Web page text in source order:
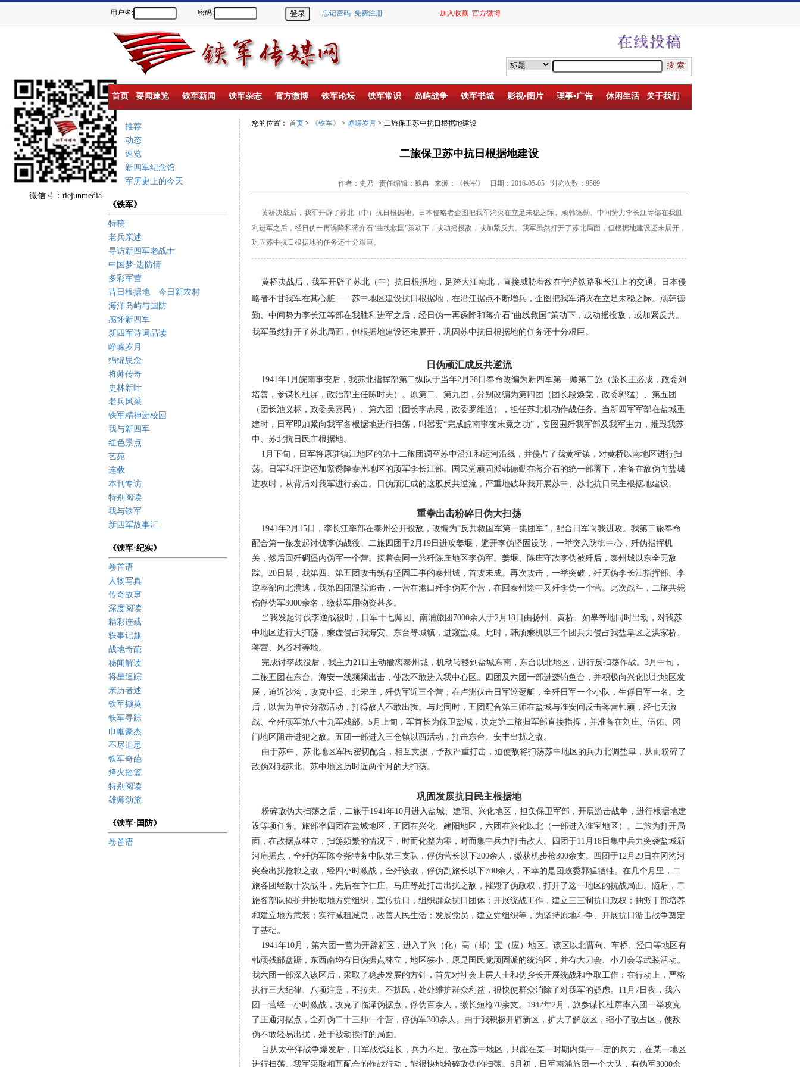
微信号：tiejunmedia
用户名: 密码: 忘记密码 免费注册 加入收藏 官方微博
首页 要闻速览 铁军新闻 铁军杂志 官方微博 铁军论坛 铁军常识 岛屿战争 铁军书城 影视▪图片 理事▪广告 休闲生活 关于我们
重点推荐
新闻动态
要闻速览
盐城新四军纪念馆
新四军历史上的今天
《铁军》
特稿
老兵亲述
寻访新四军老战士
中国梦·边防情
多彩军营
昔日根据地 今日新农村
海洋岛屿与国防
感怀新四军
新四军诗词品读
峥嵘岁月
绵绵思念
将帅传奇
史林新叶
老兵风采
铁军精神进校园
我与新四军
红色景点
艺苑
连载
本刊专访
特别阅读
我与铁军
新四军故事汇
《铁军·纪实》
卷首语
人物写真
传奇故事
深度阅读
精彩连载
轶事记趣
战地奇葩
秘闻解读
将星追踪
亲历者述
铁军撷英
铁军寻踪
巾帼豪杰
不尽追思
铁军奇葩
烽火摇篮
特别阅读
雄师劲旅
《铁军·国防》
卷首语
您的位置： 首页 > 《铁军》 > 峥嵘岁月 > 二旅保卫苏中抗日根据地建设
二旅保卫苏中抗日根据地建设
作者：史乃 责任编辑：魏冉 来源：《铁军》 日期：2016-05-05 浏览次数：9569
黄桥决战后，我军开辟了苏北（中）抗日根据地。日本侵略者企图把我军消灭在立足未稳之际。顽韩德勤、中间势力李长江等部在我胜
利进军之后，经日伪一再诱降和蒋介石“曲线救国”策动下，或动摇投敌，或加紧反共。我军虽然打开了苏北局面，但根据地建设还未展开，
巩固苏中抗日根据地的任务还十分艰巨。
黄桥决战后，我军开辟了苏北（中）抗日根据地，足跨大江南北，直接威胁着敌在宁沪铁路和长江上的交通。日本侵
略者不甘我军在其心脏——苏中地区建设抗日根据地，在沿江据点不断增兵，企图把我军消灭在立足未稳之际。顽韩德
勤、中间势力李长江等部在我胜利进军之后，经日伪一再诱降和蒋介石“曲线救国”策动下，或动摇投敌，或加紧反共。
我军虽然打开了苏北局面，但根据地建设还未展开，巩固苏中抗日根据地的任务还十分艰巨。
日伪顽汇成反共逆流
1941年1 月皖南事变后，我苏北指挥部第二纵队于当年2月 28 日奉命改编为新四军第一师第二旅（旅长王必成，政委刘
培善，参谋长杜屏，政治部主任陈时夫）。原第二、第九团，分别改编为第四团（团长段焕竞，政委郭猛）、第五团
（团长池义标，政委吴嘉民）、第六团（团长李志民，政委罗维道），担任苏北机动作战任务。当新四军军部在盐城重
建时，日军即加紧向我军各根据地进行扫荡，叫嚣要“完成皖南事变未竟之功”，妄图围歼我军部及我军主力，摧毁我苏
中、苏北抗日民主根据地。
1 月下旬，日军将原驻镇江地区的第十二旅团调至苏中沿江和运河沿线，并侵占了我黄桥镇，对黄桥以南地区进行扫
荡。日军和汪逆还加紧诱降泰州地区的顽军李长江部。国民党顽固派韩德勤在蒋介石的统一部署下，准备在敌伪向盐城
进攻时，从背后对我军进行袭击。日伪顽汇成的这股反共逆流，严重地破坏我开展苏中、苏北抗日民主根据地建设。
重拳出击粉碎日伪大扫荡
1941年2月 15 日，李长江率部在泰州公开投敌，改编为“反共救国军第一集团军”，配合日军向我进攻。我第二旅奉命
配合第一旅发起讨伐李伪战役。二旅四团于2月 19 日进攻姜堰，避开李伪坚固设防，一举突入防御中心，歼伪指挥机
关，然后回歼碉堡内伪军一个营。接着会同一旅歼陈庄地区李伪军。姜堰、陈庄守敌李伪被歼后，泰州城以东全无敌
踪。 20 日晨，我第四、第五团攻击筑有坚固工事的泰州城，首攻未成。再次攻击，一举突破，歼灭伪李长江指挥部。李
逆率部向北溃逃，我第四团跟踪追击，一营在港口歼李伪两个营，在回泰州途中又歼李伪一个营。此次战斗，二旅共毙
伤俘伪军3000余名，缴获军用物资甚多。
当我发起讨伐李逆战役时，日军十七师团、南浦旅团 7000余人于2月 18 日由扬州、黄桥、如皋等地同时出动，对我苏
中地区进行大扫荡，乘虚侵占我海安、东台等城镇，进窥盐城。此时，韩顽乘机以三个团兵力侵占我盐阜区之洪家桥、
蒋营、风谷村等地。
完成讨李战役后，我主力21 日主动撤离泰州城，机动转移到盐城东南，东台以北地区，进行反扫荡作战。 3月中旬，
二旅五团在东台、海安一线频频出击，使敌不敢进入我中心区。四团及六团一部进袭钓鱼台，并积极向兴化以北地区发
展，迫近沙沟，攻克中堡、北宋庄，歼伪军近三个营；在卢洲伏击日军巡逻艇，全歼日军一个小队，生俘日军一名。之
后，以营为单位分散活动，打得敌人不敢出扰。与此同时，五团配合第三师在盐城与淮安间反击蒋营韩顽，经七天激
战、全歼顽军第八十九军残部。 5月上旬，军首长为保卫盐城，决定第二旅归军部直接指挥，并准备在刘庄、伍佑、冈
门地区阻击进犯之敌。五团一部进入三仓镇以西活动，打击东台、安丰出扰之敌。
由于苏中、苏北地区军民密切配合，相互支援，予敌严重打击，迫使敌将扫荡苏中地区的兵力北调盐阜，从而粉碎了
敌伪对我苏北、苏中地区历时近两个月的大扫荡。
巩固发展抗日民主根据地
粉碎敌伪大扫荡之后，二旅于1941年10月进入盐城、建阳、兴化地区，担负保卫军部，开展游击战争，进行根据地建
设等项任务。旅部率四团在盐城地区，五团在兴化、建阳地区，六团在兴化以北（一部进入淮宝地区）。二旅为打开局
面，在敌据点林立，扫荡频繁的情况下，时而化整为零，时而集中兵力打击敌人。四团于11 月 18 日集中兵力突袭盐城新
河庙据点，全歼伪军陈今尧特务中队第三支队，俘伪营长以下200余人，缴获机步枪300余支。四团于12月 29 日在冈沟河
突袭出扰抢粮之敌，经四小时激战，全歼该敌，俘伪副旅长以下700余人，不幸的是团政委郭猛牺牲。在几个月里，二
旅各团经数十次战斗，先后在卞仁庄、马庄等处打击出扰之敌，摧毁了伪政权，打开了这一地区的抗战局面。随后，二
旅各部队掩护并协助地方党组织，宣传抗日，组织群众抗日团体；开展统战工作，建立三三制抗日政权；抽派干部培养
和建立地方武装；实行减租减息，改善人民生活；发展党员，建立党组织等，为坚持原地斗争、开展抗日游击战争奠定
了基础。
1941年10月，第六团一营为开辟新区，进入了兴（化）高（邮）宝（应）地区。该区以北曹甸、车桥、泾口等地区有
韩顽残部盘踞，东西南均有日伪据点林立，地区狭小，原是国民党顽固派的统治区，并有大刀会、小刀会等武装活动。
我六团一部深入该区后，采取了稳步发展的方针，首先对社会上层人士和伪乡长开展统战和争取工作；在行动上，严格
执行三大纪律、八项注意，不拉夫、不扰民，处处维护群众利益，很快使群众消除了对我军的疑虑。 11 月 7 日夜，我六
团一营经一小时激战，攻克了临泽伪据点，俘伪百余人，缴长短枪70余支。 1942年2月，旅参谋长杜屏率六团一举攻克
了王通河据点，全歼伪二十三师一个营，俘伪军300余人。由于我积极开辟新区，扩大了解放区，缩小了敌占区，使敌
伪不敢轻易出扰，处于被动挨打的局面。
自从太平洋战争爆发后，日军战线延长，兵力不足。敌在苏中地区，只能在某一时期内集中一定的兵力，在某一地区
进行扫荡。我军采取相互配合的作战行动，能很快地粉碎敌伪的扫荡。 6月初，日军南浦旅团一个大队，有伪军3000余